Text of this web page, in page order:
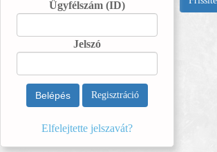
Ügyfélszám (ID)
Jelszó
Belépés Regisztráció
Elfelejtette jelszavát?